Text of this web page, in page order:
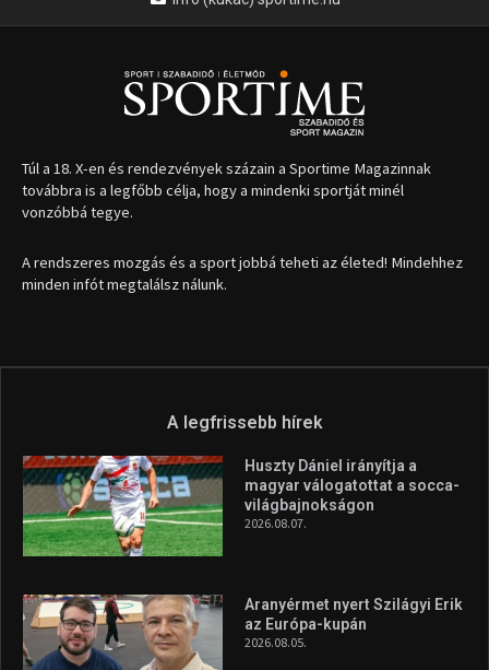
Túl a 18. X-en és rendezvények százain a Sportime Magazinnak
továbbra is a legfőbb célja, hogy a mindenki sportját minél
vonzóbbá tegye.
A rendszeres mozgás és a sport jobbá teheti az életed! Mindehhez
minden infót megtalálsz nálunk.
A legfrissebb hírek
Huszty Dániel irányítja a
magyar válogatottat a socca-
világbajnokságon
2026.08.07.
Aranyérmet nyert Szilágyi Erik
az Európa-kupán
2026.08.05.